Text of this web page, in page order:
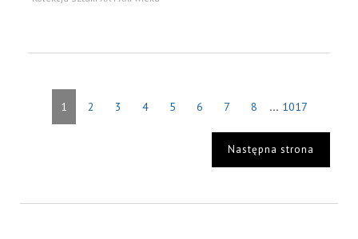
1 2 3 4 5 6 7 8 ... 1017
Następna strona